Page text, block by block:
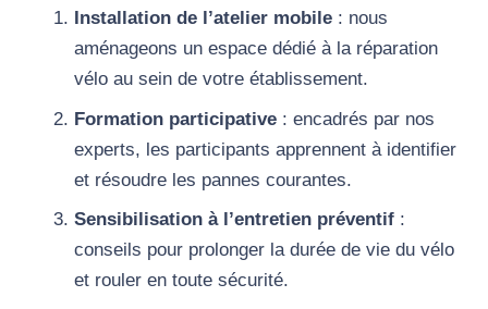
Installation de l’atelier mobile : nous
aménageons un espace dédié à la réparation
vélo au sein de votre établissement.
Formation participative : encadrés par nos
experts, les participants apprennent à identifier
et résoudre les pannes courantes.
Sensibilisation à l’entretien préventif :
conseils pour prolonger la durée de vie du vélo
et rouler en toute sécurité.